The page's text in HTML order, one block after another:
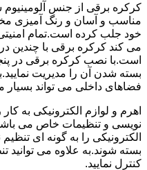
کرکره برقی از جنس
مناسب و آسان و رنگ آمیزی
خود جلب کرده است.تمام
می کند کرکره برقی با چندین
است.با نصب کرکره برقی در
بسته شدن آن را مدیریت
فضاهای داخلی می تواند بسیار
اهرم و لوازم الکترونیکی به
نویسی و تنظیمات خاص می
الکترونیکی را به گونه ای
بسته شوند.به علاوه می توانید
کنترل نمایید.